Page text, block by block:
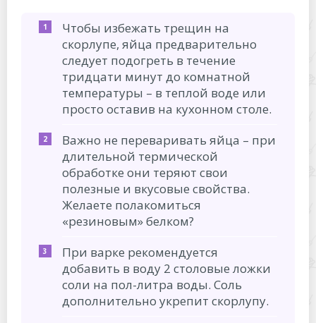
Чтобы избежать трещин на
скорлупе, яйца предварительно
следует подогреть в течение
тридцати минут до комнатной
температуры – в теплой воде или
просто оставив на кухонном столе.
Важно не переваривать яйца – при
длительной термической
обработке они теряют свои
полезные и вкусовые свойства.
Желаете полакомиться
«резиновым» белком?
При варке рекомендуется
добавить в воду 2 столовые ложки
соли на пол-литра воды. Соль
дополнительно укрепит скорлупу.